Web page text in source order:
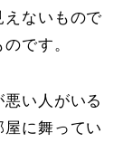
えないもので
です。
い人がいる
に舞ってい